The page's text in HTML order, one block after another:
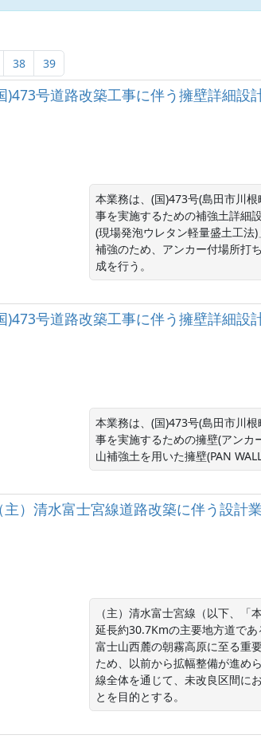
38 39
号道路改築工事に伴う擁壁詳細設
本業務は、(国)473号(島田市川
事を実施するための補強土詳細
(現場発泡ウレタン軽量盛土工
補強のため、アンカー付場所打
成を行う。
号道路改築工事に伴う擁壁詳細設
本業務は、(国)473号(島田市川
事を実施するための擁壁(アン
山補強土を用いた擁壁(PAN
）清水富士宮線道路改築に伴う設計
（主）清水富士宮線（以下、
延長約30.7Kmの主要地方道で
富士山西麓の朝霧高原に至る重
ため、以前から拡幅整備が進め
線全体を通じて、未改良区間に
とを目的とする。